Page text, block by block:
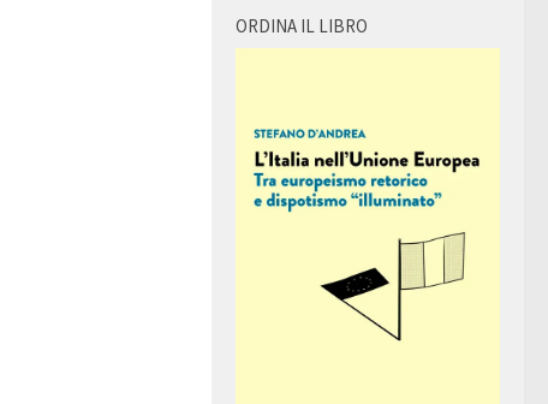
ORDINA IL LIBRO